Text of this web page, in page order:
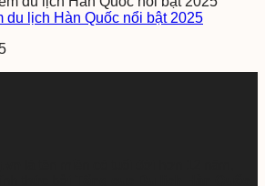
du lịch Hàn Quốc nổi bật 2025